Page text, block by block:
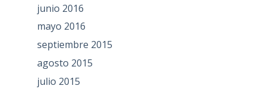
junio 2016
mayo 2016
septiembre 2015
agosto 2015
julio 2015